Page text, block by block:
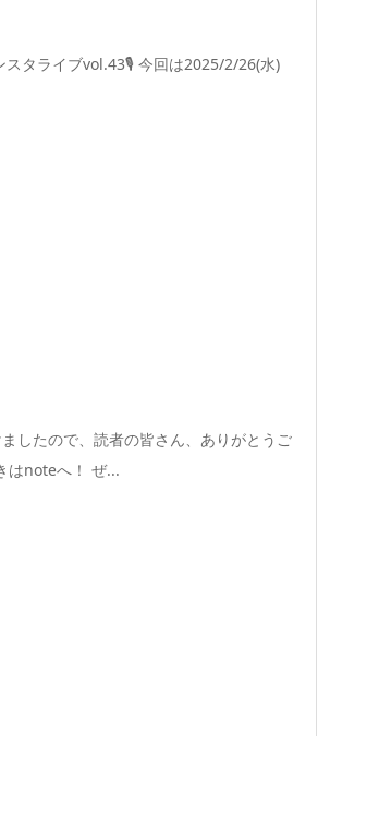
スタライブvol.43🎙 今回は2025/2/26(水)
したので、読者の皆さん、ありがとうご
はnoteへ！ ぜ...